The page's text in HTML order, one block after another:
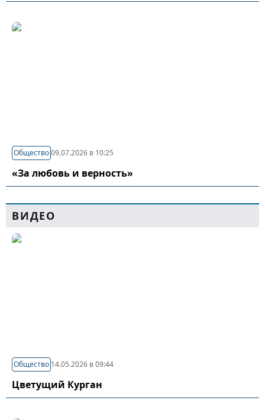
Общество09.07.2026 в 10:25
«За любовь и верность»
ВИДЕО
Общество 14.05.2026 в 09:44
Цветущий Курган